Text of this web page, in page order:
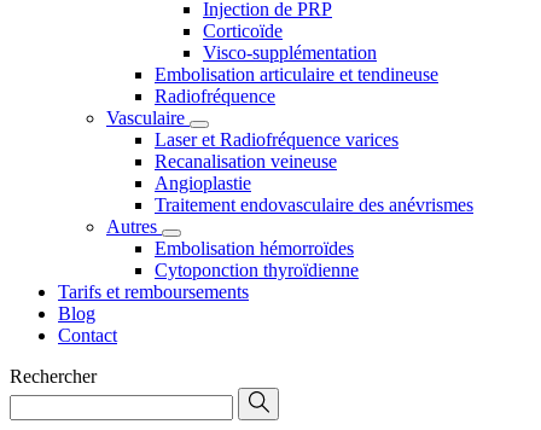
Injection de PRP
Corticoïde
Visco-supplémentation
Embolisation articulaire et tendineuse
Radiofréquence
Vasculaire
Laser et Radiofréquence varices
Recanalisation veineuse
Angioplastie
Traitement endovasculaire des anévrismes
Autres
Embolisation hémorroïdes
Cytoponction thyroïdienne
Tarifs et remboursements
Blog
Contact
Rechercher